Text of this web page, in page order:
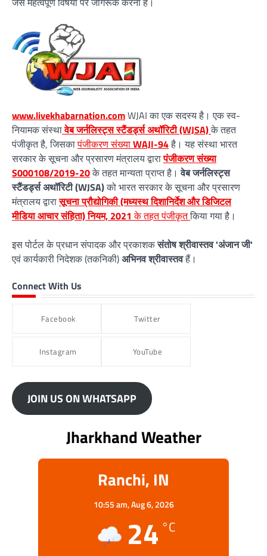
www.livekhabarnation.comWJAI का एक सदस्य है। एक स्व-
नियामक संस्थावेब जर्नलिस्ट्स स्टैंडर्ड्स अथॉरिटी (WJSA)के तहत
पंजीकृत है, जिसकापंजीकरण संख्याWAJI-94है। यह संस्था भारत
सरकार के सूचना और प्रसारण मंत्रालय द्वारापंजीकरण संख्या
S000108/2019-20के तहत मान्यता प्राप्त है।वेब जर्नलिस्ट्स
स्टैंडर्ड्स अथॉरिटी (WJSA)को भारत सरकार के सूचना और प्रसारण
मंत्रालय द्वारासूचना प्रौद्योगिकी (मध्यस्थ दिशानिर्देश और डिजिटल
मीडिया आचार संहिता) नियम, 2021 के तहत पंजीकृतकिया गया है।
इस पोर्टल के प्रधान संपादक और प्रकाशकसंतोष श्रीवास्तव 'अंजान जी'
एवं कार्यकारी निदेशक (तकनिकी)अभिनव श्रीवास्तवहैं।
Connect With Us
Facebook Twitter
Instagram YouTube
JOIN US ON WHATSAPP
Jharkhand Weather
Ranchi, IN
10:55 am,Aug 6, 2026
24 °C